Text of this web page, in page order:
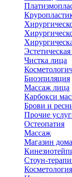
Чистка лица
Биоэпиляция
Массаж лица
Карбокси
Брови и
Прочие
Остеопатия
Массаж
Магазин
Стоун-